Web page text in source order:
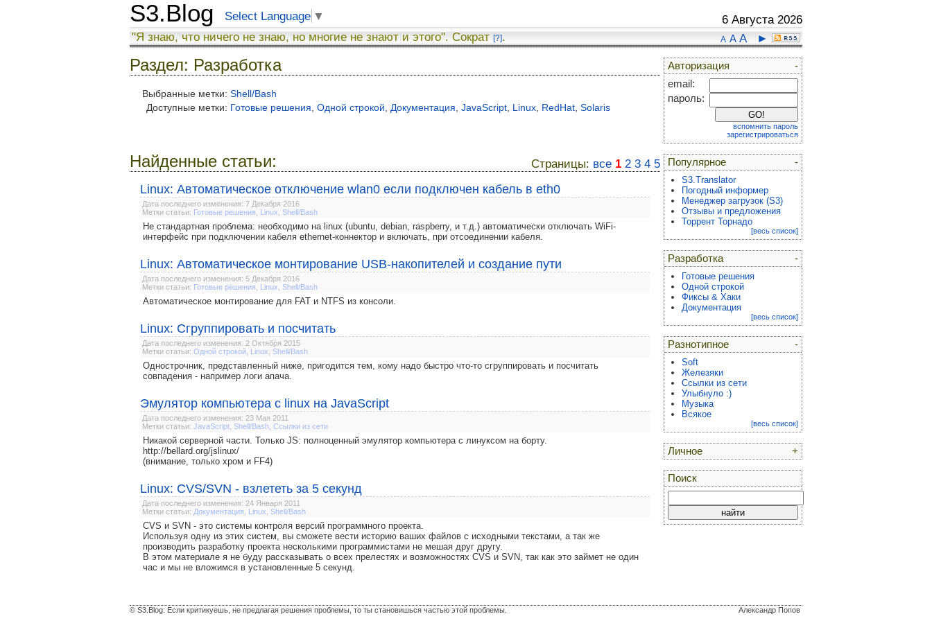
S3.Blog Select Language ▼ 6 Августа 2026
A A A ►
"Я знаю, что ничего не знаю, но многие не знают и этого". Сократ [?].
Раздел: Разработка
Выбранные метки: Shell/Bash
Доступные метки: Готовые решения Одной строкой Документация JavaScript Linux RedHat Solaris
Страницы: все 1 2 3 4 5
Найденные статьи:
Linux: Автоматическое отключение wlan0 если подключен кабель в eth0
Дата последнего изменения: 7 Декабря 2016
Метки статьи: Готовые решения Linux Shell/Bash
Не стандартная проблема: необходимо на linux (ubuntu, debian, raspberry, и т.д.) автоматически отключать WiFi-
интерфейс при подключении кабеля ethernet-коннектор и включать, при отсоединении кабеля.
Linux: Автоматическое монтирование USB-накопителей и создание пути
Дата последнего изменения: 5 Декабря 2016
Метки статьи: Готовые решения Linux Shell/Bash
Автоматическое монтирование для FAT и NTFS из консоли.
Linux: Сгруппировать и посчитать
Дата последнего изменения: 2 Октября 2015
Метки статьи: Одной строкой Linux Shell/Bash
Однострочник, представленный ниже, пригодится тем, кому надо быстро что-то сгруппировать и посчитать
совпадения - например логи апача.
Эмулятор компьютера с linux на JavaScript
Дата последнего изменения: 23 Мая 2011
Метки статьи: JavaScript Shell/Bash Ссылки из сети
Никакой серверной части. Только JS: полноценный эмулятор компьютера с линуксом на борту.
http://bellard.org/jslinux/
(внимание, только хром и FF4)
Linux: CVS/SVN - взлететь за 5 секунд
Дата последнего изменения: 24 Января 2011
Метки статьи: Документация Linux Shell/Bash
CVS и SVN - это системы контроля версий программного проекта.
Используя одну из этих систем, вы сможете вести историю ваших файлов с исходными текстами, а так же
производить разработку проекта несколькими программистами не мешая друг другу.
В этом материале я не буду рассказывать о всех прелестях и возможностях CVS и SVN, так как это займет не один
час и мы не вложимся в установленные 5 секунд.
-
Авторизация
email:
пароль:
вспомнить пароль
зарегистрироваться
-
Популярное
S3.Translator
Погодный информер
Менеджер загрузок (S3)
Отзывы и предложения
Торрент Торнадо
[весь список]
-
Разработка
Готовые решения
Одной строкой
Фиксы & Хаки
Документация
[весь список]
-
Разнотипное
Soft
Железяки
Ссылки из сети
Улыбнуло :)
Музыка
Всякое
[весь список]
+
Личное
Поиск
Александр Попов
© S3.Blog: Если критикуешь, не предлагая решения проблемы, то ты становишься частью этой проблемы.